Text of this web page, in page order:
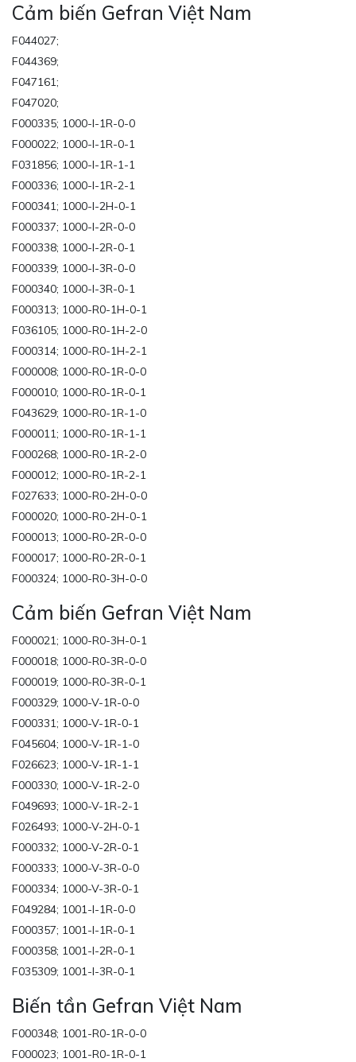
Cảm biến Gefran Việt Nam
F044027;
F044369;
F047161;
F047020;
F000335; 1000-I-1R-0-0
F000022; 1000-I-1R-0-1
F031856; 1000-I-1R-1-1
F000336; 1000-I-1R-2-1
F000341; 1000-I-2H-0-1
F000337; 1000-I-2R-0-0
F000338; 1000-I-2R-0-1
F000339; 1000-I-3R-0-0
F000340; 1000-I-3R-0-1
F000313; 1000-R0-1H-0-1
F036105; 1000-R0-1H-2-0
F000314; 1000-R0-1H-2-1
F000008; 1000-R0-1R-0-0
F000010; 1000-R0-1R-0-1
F043629; 1000-R0-1R-1-0
F000011; 1000-R0-1R-1-1
F000268; 1000-R0-1R-2-0
F000012; 1000-R0-1R-2-1
F027633; 1000-R0-2H-0-0
F000020; 1000-R0-2H-0-1
F000013; 1000-R0-2R-0-0
F000017; 1000-R0-2R-0-1
F000324; 1000-R0-3H-0-0
Cảm biến Gefran Việt Nam
F000021; 1000-R0-3H-0-1
F000018; 1000-R0-3R-0-0
F000019; 1000-R0-3R-0-1
F000329; 1000-V-1R-0-0
F000331; 1000-V-1R-0-1
F045604; 1000-V-1R-1-0
F026623; 1000-V-1R-1-1
F000330; 1000-V-1R-2-0
F049693; 1000-V-1R-2-1
F026493; 1000-V-2H-0-1
F000332; 1000-V-2R-0-1
F000333; 1000-V-3R-0-0
F000334; 1000-V-3R-0-1
F049284; 1001-I-1R-0-0
F000357; 1001-I-1R-0-1
F000358; 1001-I-2R-0-1
F035309; 1001-I-3R-0-1
Biến tần Gefran Việt Nam
F000348; 1001-R0-1R-0-0
F000023; 1001-R0-1R-0-1